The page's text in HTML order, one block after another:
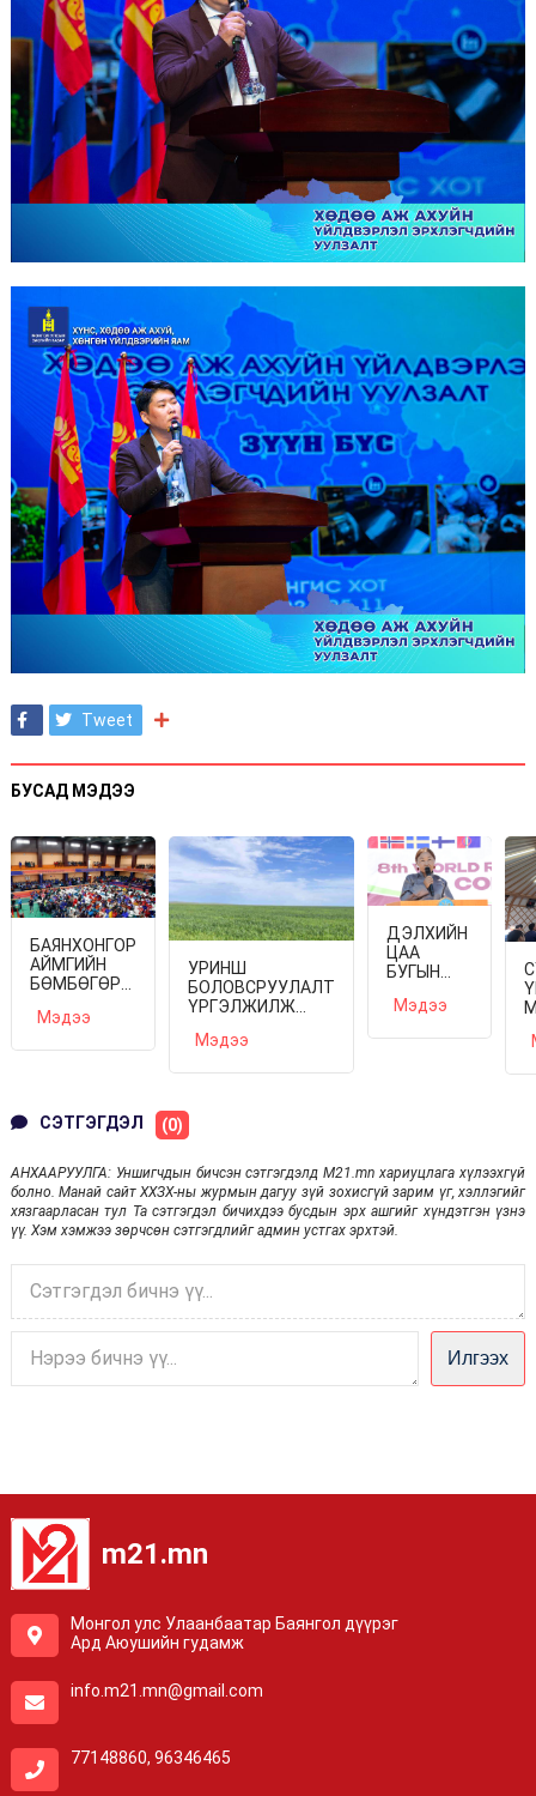
Tweet
БУСАД МЭДЭЭ
БАЯНХОНГОР
АЙМГИЙН
БӨМБӨГӨР
ДЭЛХИЙН
Мэдээ
УРИНШ
БОЛОВСРУУЛАЛТ
ҮРГЭЛЖИЛЖ
Мэдээ
ДЭЛХИЙН
ЦАА
БУГЫН
VIII ИХ
Мэдээ
СЭТГЭГДЭЛ (0)
АНХААРУУЛГА: Уншигчдын бичсэн сэтгэгдэлд M21.mn хариуцлага хүлээхгүй
болно. Манай сайт ХХЗХ-ны журмын дагуу зүй зохисгүй зарим үг, хэллэгийг
хязгаарласан тул Та сэтгэгдэл бичихдээ бусдын эрх ашгийг хүндэтгэн үзнэ
үү. Хэм хэмжээ зөрчсөн сэтгэгдлийг админ устгах эрхтэй.
Илгээх
m21.mn
Монгол улс Улаанбаатар Баянгол дүүрэг
Ард Аюушийн гудамж
info.m21.mn@gmail.com
77148860, 96346465